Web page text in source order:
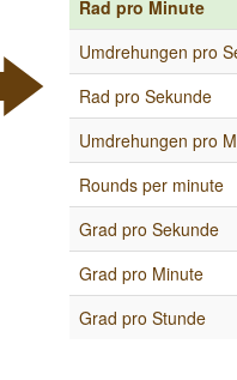
Rad pro Minute
Umdrehungen pro
Rad pro Sekunde
Umdrehungen pro
Rounds per minute
Grad pro Sekunde
Grad pro Minute
Grad pro Stunde